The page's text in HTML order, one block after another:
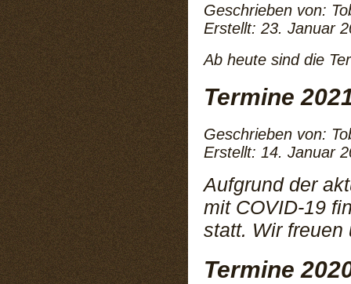
Geschrieben von:
Erstellt: 23. Januar
Ab heute sind die
Termine
Geschrieben von:
Erstellt: 14. Januar
Aufgrund der
mit COVID-19
statt. Wir freuen
Termine